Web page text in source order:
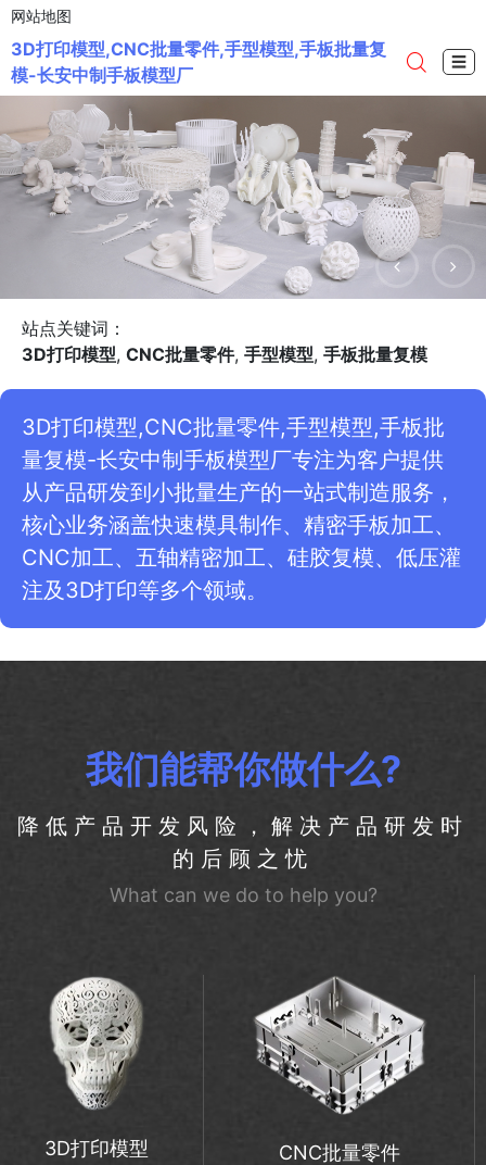
网站地图
3D打印模型,CNC批量零件,手型模型,手板批量复
模-长安中制手板模型厂
☰
站点关键词：
3D打印模型, CNC批量零件, 手型模型, 手板批量复模
3D打印模型,CNC批量零件,手型模型,手板批
量复模-长安中制手板模型厂专注为客户提供
从产品研发到小批量生产的一站式制造服务，
核心业务涵盖快速模具制作、精密手板加工、
CNC加工、五轴精密加工、硅胶复模、低压灌
注及3D打印等多个领域。
我们能帮你做什么?
降低产品开发风险，解决产品研发时
的后顾之忧
What can we do to help you?
3D打印模型 CNC批量零件